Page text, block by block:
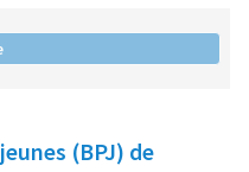
(BPJ) de